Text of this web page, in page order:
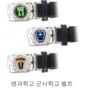
병과학교 군사학교 벨트